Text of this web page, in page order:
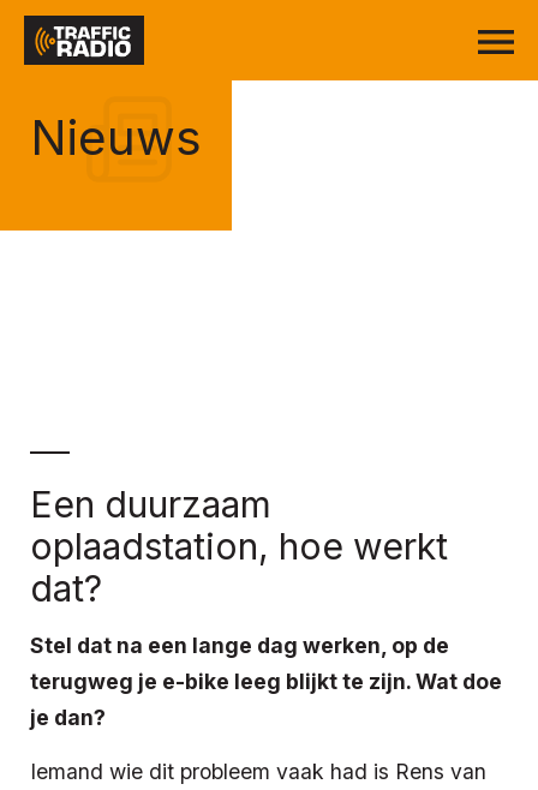
Nieuws
Een duurzaam
oplaadstation, hoe werkt
dat?
Stel dat na een lange dag werken, op de
terugweg je e-bike leeg blijkt te zijn. Wat doe
je dan?
Iemand wie dit probleem vaak had is Rens van